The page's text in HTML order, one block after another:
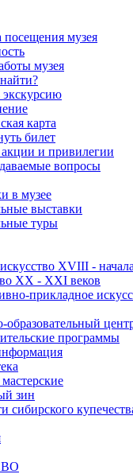
посещения музея
музея
экскурсию
карта
билет
и привилегии
вопросы
в музее
выставки
туры
искусство ХVIII -
ХХ - ХХI веков
прикладное
образовательный
программы
зин
сибирского